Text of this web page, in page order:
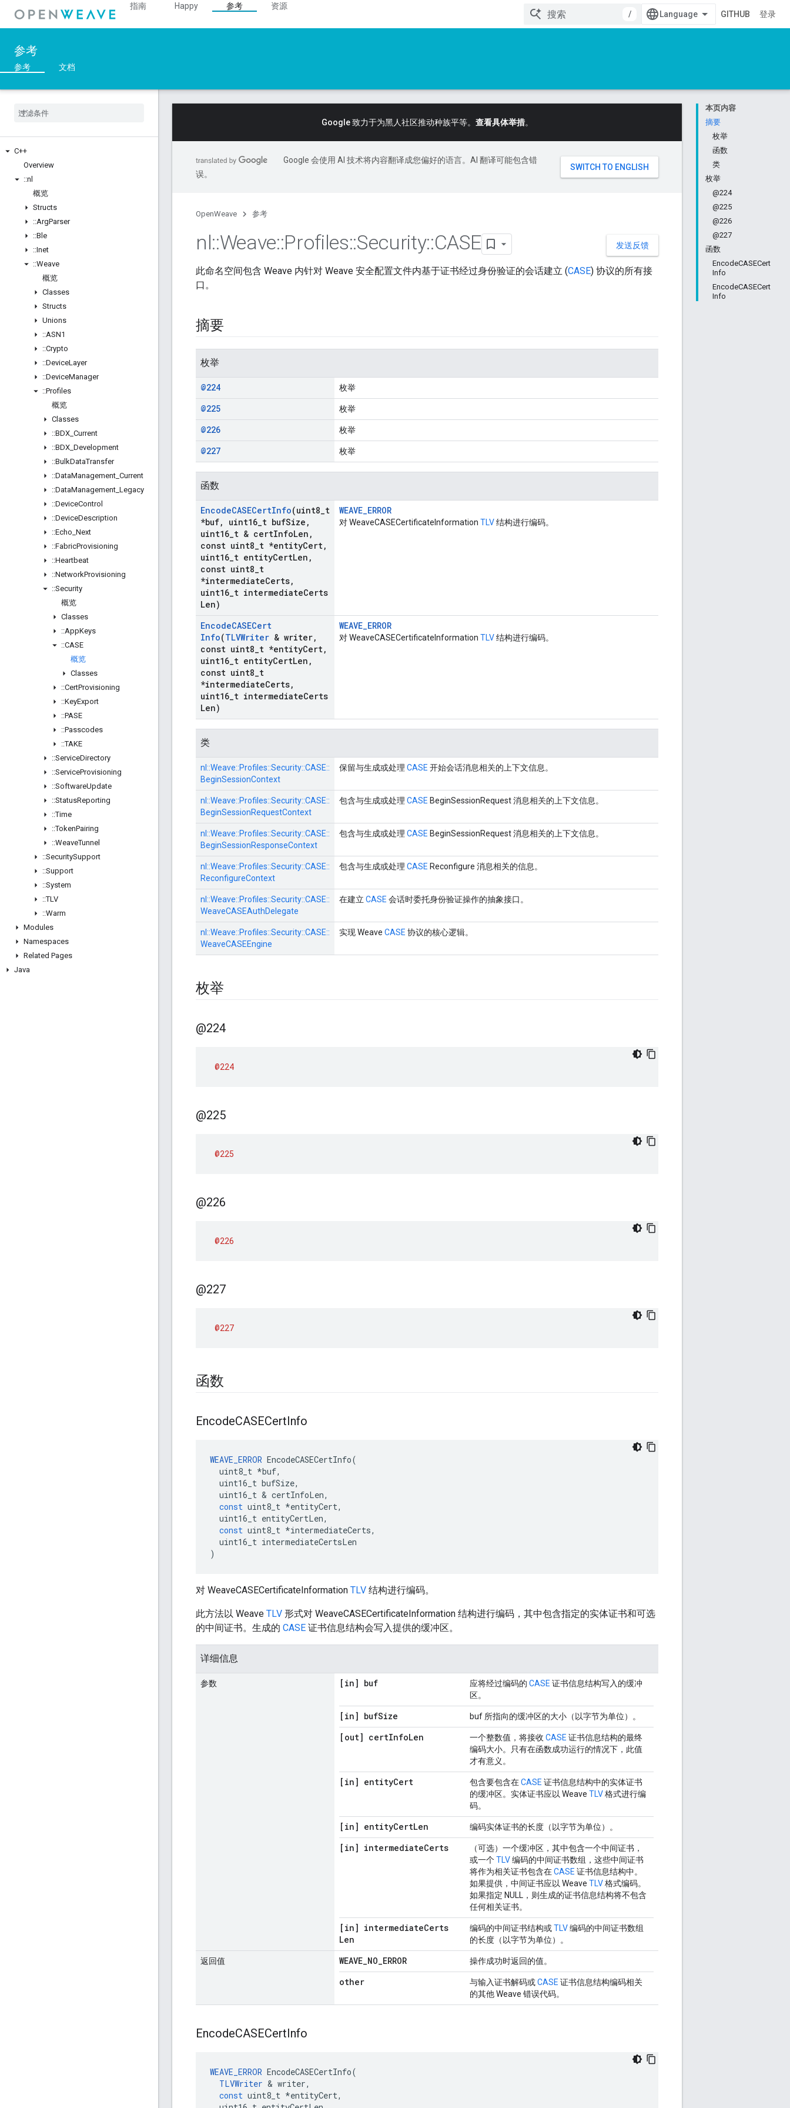
指南 Happy 参考
资源
/
GITHUB 登录
参考
参考 文档
C++
Overview
::nl
概览
Structs
::ArgParser
::Ble
::Inet
::Weave
概览
Classes
Structs
Unions
::ASN1
::Crypto
::DeviceLayer
::DeviceManager
::Profiles
概览
Classes
::BDX Current
::BDX Development
::BulkDataTransfer
::DataManagement Current
::DataManagement Legacy
::DeviceControl
::DeviceDescription
::Echo Next
::FabricProvisioning
::Heartbeat
::NetworkProvisioning
::Security
概览
Classes
::AppKeys
::CASE
概览
Classes
::CertProvisioning
::KeyExport
::PASE
::Passcodes
::TAKE
::ServiceDirectory
::ServiceProvisioning
::SoftwareUpdate
::StatusReporting
::Time
::TokenPairing
::WeaveTunnel
::SecuritySupport
::Support
::System
::TLV
::Warm
Modules
Namespaces
Related Pages
Java
本页内容
摘要
枚举
函数
类
枚举
@224
@225
@226
@227
函数
EncodeCASECert
Info
EncodeCASECert
Info
Google 致力于为黑人社区推动种族平等。 查看具体举措。
Google 会使用 AI 技术将内容翻译成您偏好的语言。AI 翻译可能包含错
误。
OpenWeave 参考
发送反馈
nl::Weave::Profiles::Security::CASE
此命名空间包含 Weave 内针对 Weave 安全配置文件内基于证书经过身份验证的会话建立 (CASE) 协议的所有接
口。
摘要
枚举
@224 枚举
@225 枚举
@226 枚举
@227 枚举
函数
EncodeCASECertInfo(uint8 t
*buf, uint16 t bufSize ,
uint16 t & certInfoLen ,
const uint8 t *entityCert,
uint16 t entityCertLen ,
const uint8 t
*intermediateCerts,
uint16 t intermediateCerts
Len)
WEAVE_ERROR
对 WeaveCASECertificateInformation TLV结构进行编码。
EncodeCASECert
Info(TLVWriter & writer,
const uint8 t *entityCert,
uint16 t entityCertLen ,
const uint8 t
*intermediateCerts,
uint16 t intermediateCerts
Len)
WEAVE_ERROR
对 WeaveCASECertificateInformation TLV结构进行编码。
类
nl::Weave::Profiles::Security::CASE::
BeginSessionContext
保留与生成或处理 CASE 开始会话消息相关的上下文信息。
nl::Weave::Profiles::Security::CASE::
BeginSessionRequestContext
包含与生成或处理 CASE BeginSessionRequest 消息相关的上下文信息。
nl::Weave::Profiles::Security::CASE::
BeginSessionResponseContext
包含与生成或处理 CASE BeginSessionRequest 消息相关的上下文信息。
nl::Weave::Profiles::Security::CASE::
ReconfigureContext
包含与生成或处理 CASE Reconfigure 消息相关的信息。
nl::Weave::Profiles::Security::CASE::
WeaveCASEAuthDelegate
在建立 CASE 会话时委托身份验证操作的抽象接口。
nl::Weave::Profiles::Security::CASE::
WeaveCASEEngine
实现 Weave CASE 协议的核心逻辑。
枚举
@224
@224
@225
@225
@226
@226
@227
@227
函数
EncodeCASECertInfo
WEAVE_ERROR EncodeCASECertInfo(
uint8_t *buf,
uint16_t bufSize,
uint16_t & certInfoLen,
const uint8_t *entityCert,
uint16_t entityCertLen,
const uint8_t *intermediateCerts,
uint16_t intermediateCertsLen
)
对 WeaveCASECertificateInformation TLV 结构进行编码。
此方法以 Weave TLV 形式对 WeaveCASECertificateInformation 结构进行编码，其中包含指定的实体证书和可选
的中间证书。生成的 CASE 证书信息结构会写入提供的缓冲区。
详细信息
参数 [in] buf 应将经过编码的 CASE 证书信息结构写入的缓冲
区。
[in] bufSize buf 所指向的缓冲区的大小（以字节为单位）。
[out] certInfoLen 一个整数值，将接收 CASE 证书信息结构的最终
编码大小。只有在函数成功运行的情况下，此值
才有意义。
[in] entityCert 包含要包含在CASE 证书信息结构中的实体证书
的缓冲区。实体证书应以 Weave TLV格式进行编
码。
[in] entityCertLen 编码实体证书的长度（以字节为单位）。
[in] intermediateCerts
（可选）一个缓冲区，其中包含一个中间证书，
或一个TLV编码的中间证书数组，这些中间证书
将作为相关证书包含在CASE 证书信息结构中。
如果提供，中间证书应以 Weave TLV格式编码。
如果指定 NULL，则生成的证书信息结构将不包含
任何相关证书。
[in] intermediateCerts
Len
编码的中间证书结构或TLV编码的中间证书数组
的长度（以字节为单位）。
返回值 WEAVE_NO_ERROR 操作成功时返回的值。
other 与输入证书解码或CASE 证书信息结构编码相关
的其他 Weave 错误代码。
EncodeCASECertInfo
WEAVE_ERROR EncodeCASECertInfo(
TLVWriter & writer,
const uint8_t *entityCert,